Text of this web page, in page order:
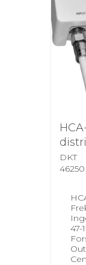
DKT
46250
47-